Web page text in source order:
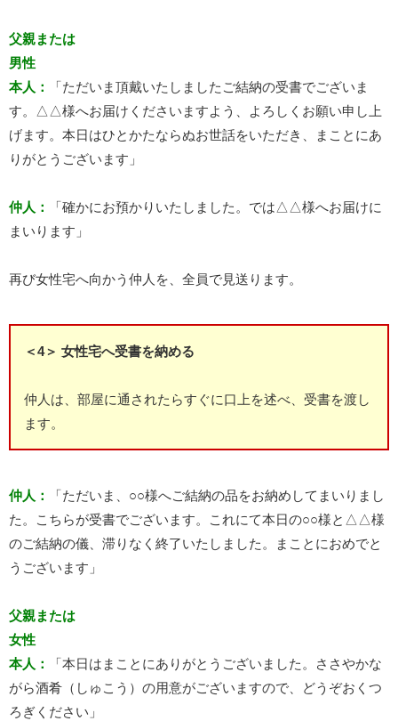
父親または
男性
本人：
「ただいま頂戴いたしましたご結納の受書でございま
す。△△様へお届けくださいますよう、よろしくお願い申し上
げます。本日はひとかたならぬお世話をいただき、まことにあ
りがとうございます」
仲人：
「確かにお預かりいたしました。では△△様へお届けに
まいります」
再び女性宅へ向かう仲人を、全員で見送ります。
＜4＞ 女性宅へ受書を納める
仲人は、部屋に通されたらすぐに口上を述べ、受書を渡し
ます。
仲人：
「ただいま、○○様へご結納の品をお納めしてまいりまし
た。こちらが受書でございます。これにて本日の○○様と△△様
のご結納の儀、滞りなく終了いたしました。まことにおめでと
うございます」
父親または
女性
本人：
「本日はまことにありがとうございました。ささやかな
がら酒肴（しゅこう）の用意がございますので、どうぞおくつ
ろぎください」